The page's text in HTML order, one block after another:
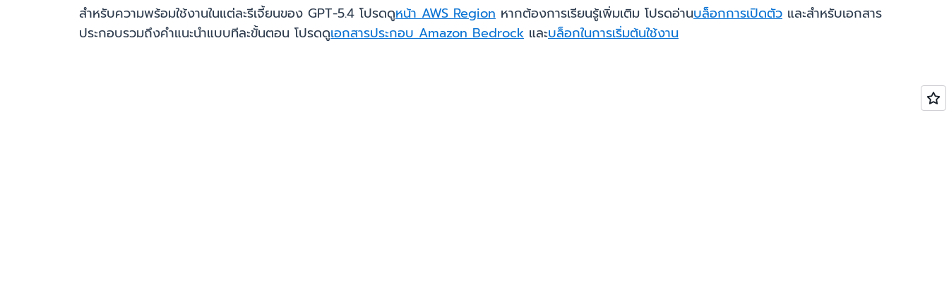
สำหรับความพร้อมใช้งานในแต่ละรีเจี้ยนของ GPT-5.4 โปรดดูหน้า AWS Region หากต้องการเรียนรู้เพิ่มเติม โปรดอ่านบล็อกการเปิดตัว และสำหรับเอกสาร
ประกอบรวมถึงคำแนะนำแบบทีละขั้นตอน โปรดดูเอกสารประกอบ Amazon Bedrock และบล็อกในการเริ่มต้นใช้งาน